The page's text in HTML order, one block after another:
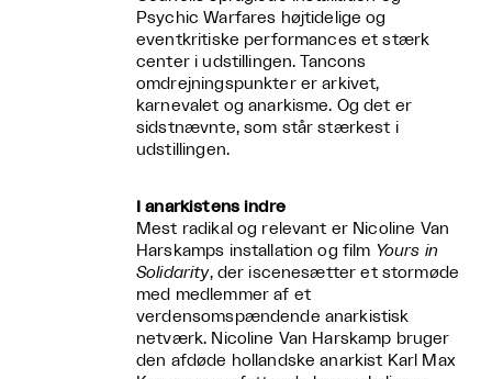
Psychic Warfares højtidelige og
eventkritiske performances et stærk
center i udstillingen. Tancons
omdrejningspunkter er arkivet,
karnevalet og anarkisme. Og det er
sidstnævnte, som står stærkest i
udstillingen.
I anarkistens indre
Mest radikal og relevant er Nicoline Van
Harskamps installation og film Yours in
Solidarity, der iscenesætter et stormøde
med medlemmer af et
verdensomspændende anarkistisk
netværk. Nicoline Van Harskamp bruger
den afdøde hollandske anarkist Karl Max